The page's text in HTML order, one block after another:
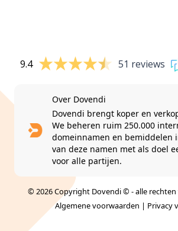
9.4 51 reviews
Over Dovendi
Dovendi brengt koper en
We beheren ruim 250.000
domeinnamen en bemiddelen
van deze namen met als doel
voor alle partijen.
© 2026 Copyright Dovendi © - alle
Algemene voorwaarden | Privacy